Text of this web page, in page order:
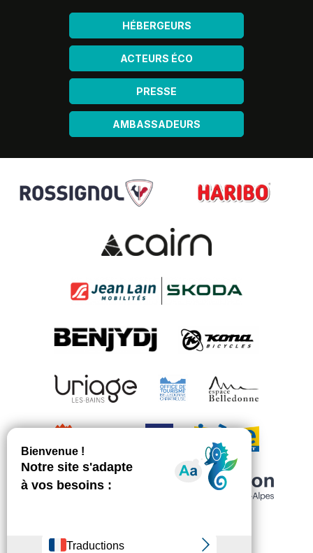
HÉBERGEURS
ACTEURS ÉCO
PRESSE
AMBASSADEURS